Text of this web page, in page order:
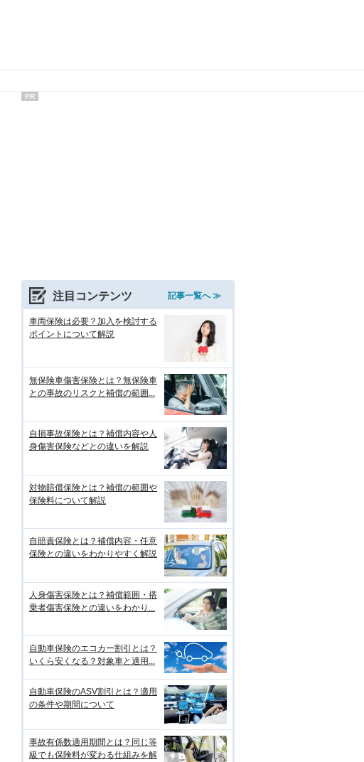
PR
注目コンテンツ 記事一覧へ ≫
車両保険は必要？加入を検討する
ポイントについて解説
無保険車傷害保険とは？無保険車
との事故のリスクと補償の範囲...
自損事故保険とは？補償内容や人
身傷害保険などとの違いを解説
対物賠償保険とは？補償の範囲や
保険料について解説
自賠責保険とは？補償内容・任意
保険との違いをわかりやすく解説
人身傷害保険とは？補償範囲・搭
乗者傷害保険との違いをわかり...
自動車保険のエコカー割引とは？
いくら安くなる？対象車と適用...
自動車保険のASV割引とは？適用
の条件や期間について
事故有係数適用期間とは？同じ等
級でも保険料が変わる仕組みを解